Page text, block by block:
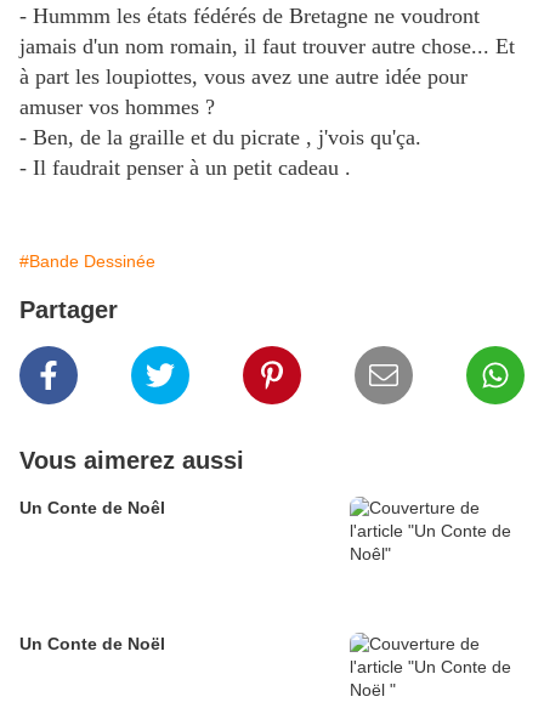
- Hummm les états fédérés de Bretagne ne voudront
jamais d'un nom romain, il faut trouver autre chose... Et
à part les loupiottes, vous avez une autre idée pour
amuser vos hommes ?
- Ben, de la graille et du picrate , j'vois qu'ça.
- Il faudrait penser à un petit cadeau .
#Bande Dessinée
Partager
Vous aimerez aussi
Un Conte de Noêl
Un Conte de Noël